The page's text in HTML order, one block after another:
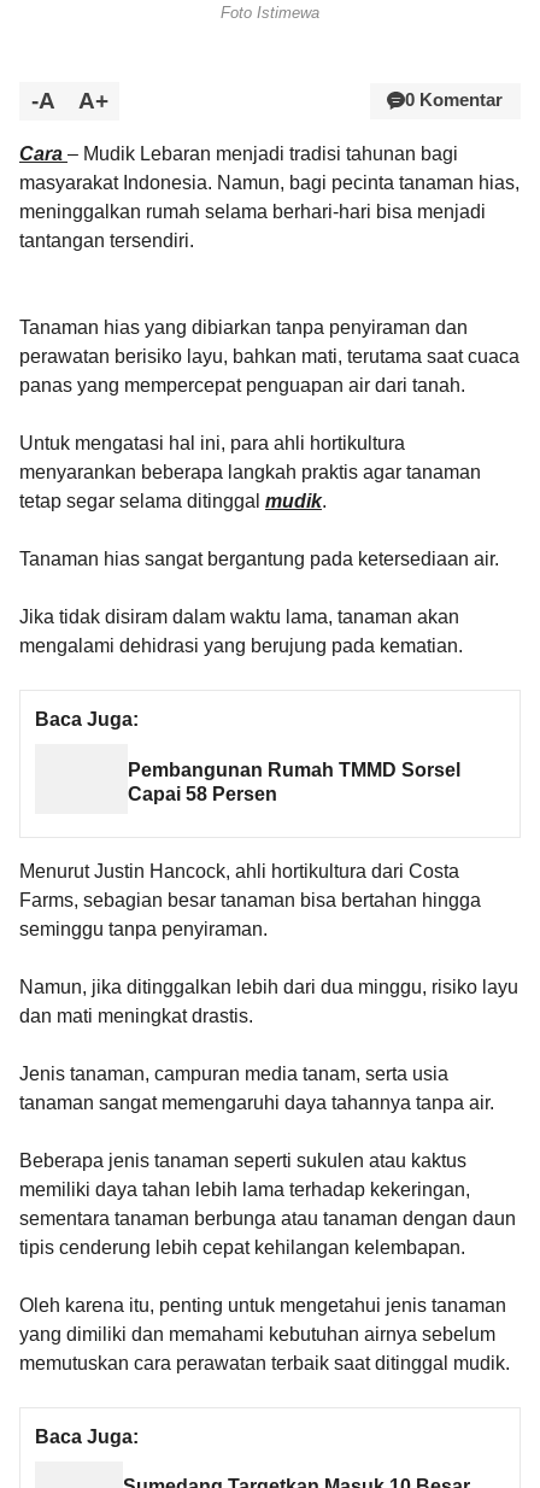
Foto Istimewa
-A A+ 0 Komentar
Cara – Mudik Lebaran menjadi tradisi tahunan bagi
masyarakat Indonesia. Namun, bagi pecinta tanaman hias,
meninggalkan rumah selama berhari-hari bisa menjadi
tantangan tersendiri.
Tanaman hias yang dibiarkan tanpa penyiraman dan
perawatan berisiko layu, bahkan mati, terutama saat cuaca
panas yang mempercepat penguapan air dari tanah.
Untuk mengatasi hal ini, para ahli hortikultura
menyarankan beberapa langkah praktis agar tanaman
tetap segar selama ditinggal mudik.
Tanaman hias sangat bergantung pada ketersediaan air.
Jika tidak disiram dalam waktu lama, tanaman akan
mengalami dehidrasi yang berujung pada kematian.
Baca Juga:
Pembangunan Rumah TMMD Sorsel
Capai 58 Persen
Menurut Justin Hancock, ahli hortikultura dari Costa
Farms, sebagian besar tanaman bisa bertahan hingga
seminggu tanpa penyiraman.
Namun, jika ditinggalkan lebih dari dua minggu, risiko layu
dan mati meningkat drastis.
Jenis tanaman, campuran media tanam, serta usia
tanaman sangat memengaruhi daya tahannya tanpa air.
Beberapa jenis tanaman seperti sukulen atau kaktus
memiliki daya tahan lebih lama terhadap kekeringan,
sementara tanaman berbunga atau tanaman dengan daun
tipis cenderung lebih cepat kehilangan kelembapan.
Oleh karena itu, penting untuk mengetahui jenis tanaman
yang dimiliki dan memahami kebutuhan airnya sebelum
memutuskan cara perawatan terbaik saat ditinggal mudik.
Baca Juga: